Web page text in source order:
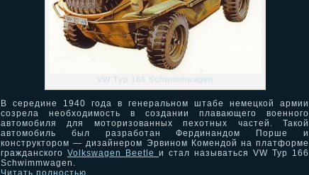
VW Typ 166 Schwimmwagen
В середине 1940 года в генеральном штабе немецкой армии
созрела необходимость в создании плавающего военного
автомобиля для моторизованных пехотных частей. Такой
автомобиль был разработан Фердинандом Порше и
конструктором — дизайнером Эрвином Комендой на платформе
гражданского Volkswagen Beetle и стал называться VW Typ 166
Schwimmwagen.
Читать полностью